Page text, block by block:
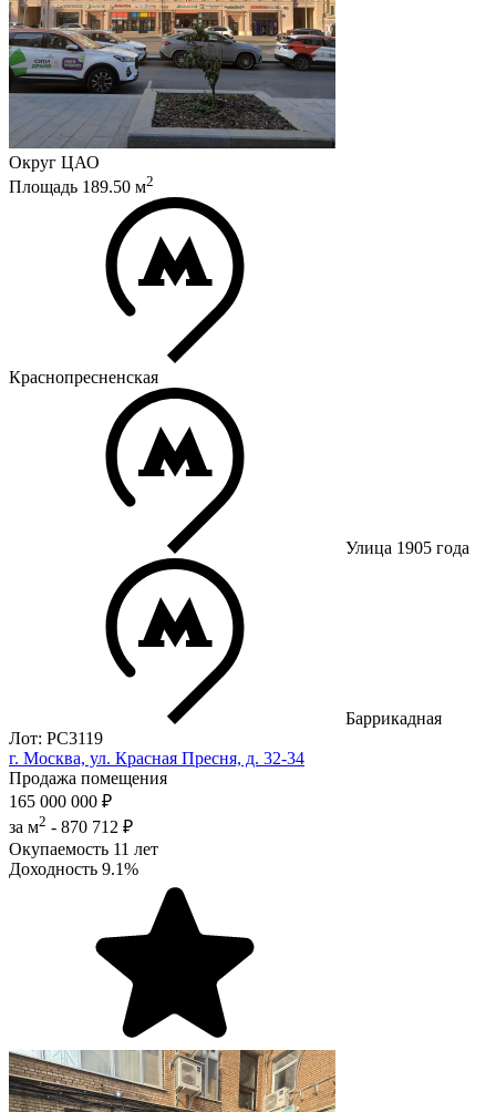
Округ ЦАО
Площадь 189.50 м2
Краснопресненская
Улица 1905 года
Баррикадная
Лот: РС3119
г. Москва, ул. Красная Пресня, д. 32-34
Продажа помещения
165 000 000 ₽
за м2 - 870 712 ₽
Окупаемость 11 лет
Доходность 9.1%